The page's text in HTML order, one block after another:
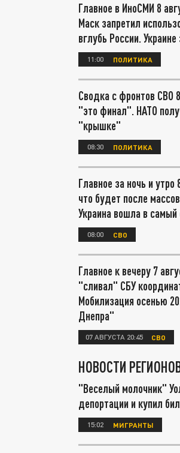
Главное в ИноСМИ 8
Маск запретил
вглубь России.
11:00 ПОЛИТИКА
Сводка с фронтов СВО
"это финал". НАТО
"крышке"
08:30 ПОЛИТИКА
Главное за ночь и
что будет после
Украина вошла в
08:00 СВО
Главное к вечеру 7
"сливал" СБУ
Мобилизация осенью
Днепра"
07 АВГУСТА 20:45 СВО
НОВОСТИ
"Веселый молочник"
депортации и купил
15:02 МИГРАНТЫ